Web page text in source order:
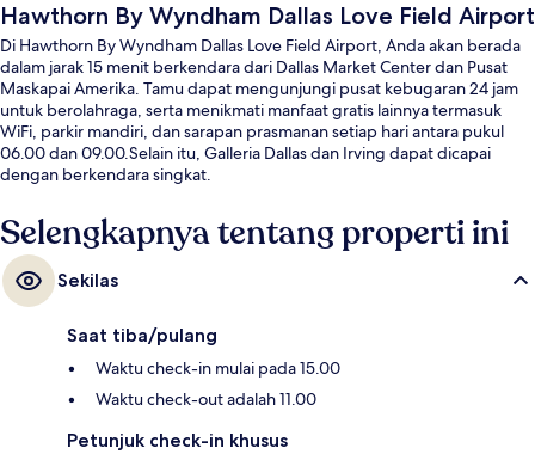
Hawthorn By Wyndham Dallas Love Field Airport
Di Hawthorn By Wyndham Dallas Love Field Airport, Anda akan berada
dalam jarak 15 menit berkendara dari Dallas Market Center dan Pusat
Maskapai Amerika. Tamu dapat mengunjungi pusat kebugaran 24 jam
untuk berolahraga, serta menikmati manfaat gratis lainnya termasuk
WiFi, parkir mandiri, dan sarapan prasmanan setiap hari antara pukul
06.00 dan 09.00.Selain itu, Galleria Dallas dan Irving dapat dicapai
dengan berkendara singkat.
Selengkapnya tentang properti ini
Sekilas
Saat tiba/pulang
Waktu check-in mulai pada 15.00
Waktu check-out adalah 11.00
Petunjuk check-in khusus